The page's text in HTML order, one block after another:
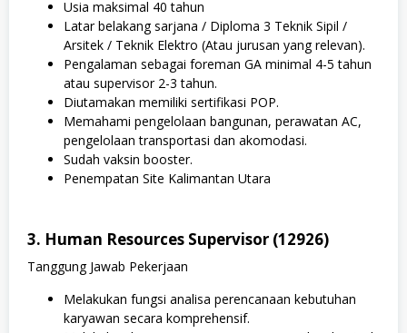
Usia maksimal 40 tahun
Latar belakang sarjana / Diploma 3 Teknik Sipil /
Arsitek / Teknik Elektro (Atau jurusan yang relevan).
Pengalaman sebagai foreman GA minimal 4-5 tahun
atau supervisor 2-3 tahun.
Diutamakan memiliki sertifikasi POP.
Memahami pengelolaan bangunan, perawatan AC,
pengelolaan transportasi dan akomodasi.
Sudah vaksin booster.
Penempatan Site Kalimantan Utara
3. Human Resources Supervisor (12926)
Tanggung Jawab Pekerjaan
Melakukan fungsi analisa perencanaan kebutuhan
karyawan secara komprehensif.